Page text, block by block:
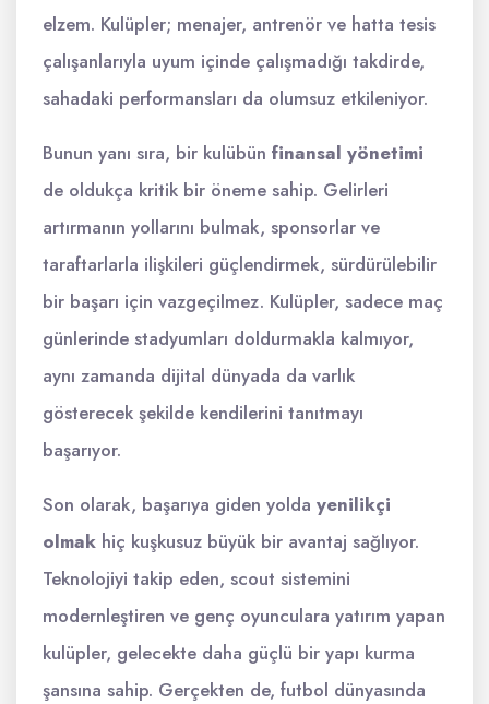
elzem. Kulüpler; menajer, antrenör ve hatta tesis
çalışanlarıyla uyum içinde çalışmadığı takdirde,
sahadaki performansları da olumsuz etkileniyor.
Bunun yanı sıra, bir kulübün finansal yönetimi
de oldukça kritik bir öneme sahip. Gelirleri
artırmanın yollarını bulmak, sponsorlar ve
taraftarlarla ilişkileri güçlendirmek, sürdürülebilir
bir başarı için vazgeçilmez. Kulüpler, sadece maç
günlerinde stadyumları doldurmakla kalmıyor,
aynı zamanda dijital dünyada da varlık
gösterecek şekilde kendilerini tanıtmayı
başarıyor.
Son olarak, başarıya giden yolda yenilikçi
olmak hiç kuşkusuz büyük bir avantaj sağlıyor.
Teknolojiyi takip eden, scout sistemini
modernleştiren ve genç oyunculara yatırım yapan
kulüpler, gelecekte daha güçlü bir yapı kurma
şansına sahip. Gerçekten de, futbol dünyasında